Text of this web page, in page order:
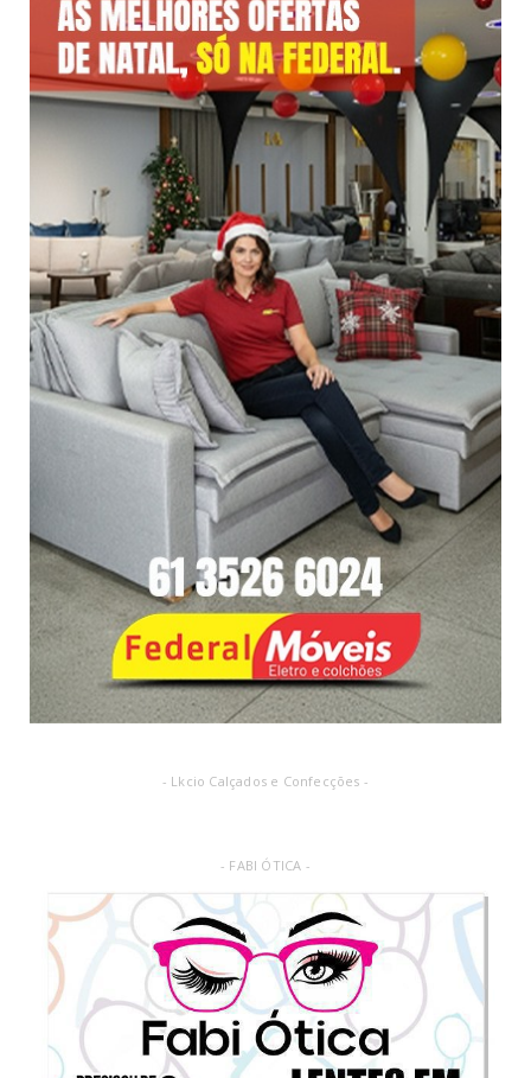
- Lkcio Calçados e Confecções -
- FABI ÓTICA -